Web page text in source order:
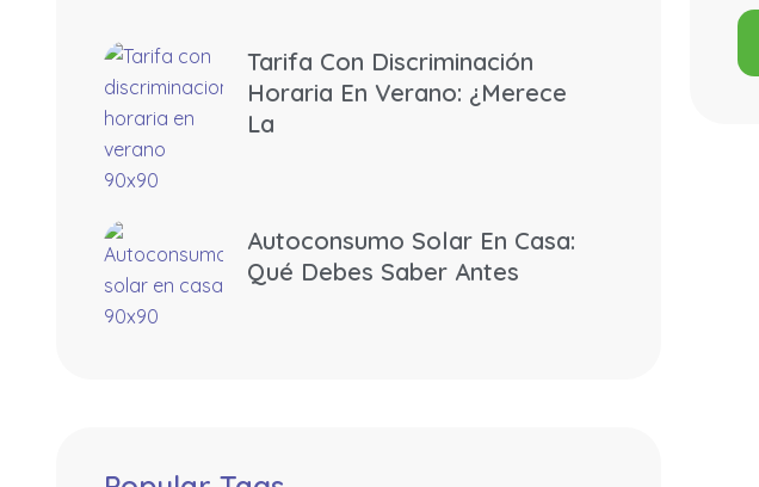
Tarifa Con Discriminación
Horaria En Verano: ¿merece
La
Autoconsumo Solar En Casa:
Qué Debes Saber Antes